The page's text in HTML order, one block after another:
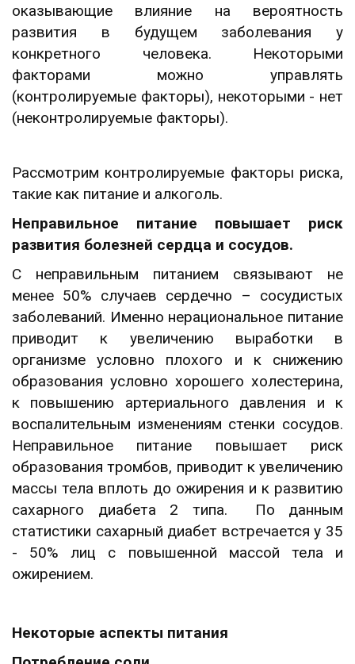
оказывающие влияние на вероятность
развития в будущем заболевания у
конкретного человека. Некоторыми
факторами можно управлять
(контролируемые факторы), некоторыми - нет
(неконтролируемые факторы).
Рассмотрим контролируемые факторы риска,
такие как питание и алкоголь.
Неправильное питание повышает риск
развития болезней сердца и сосудов.
С неправильным питанием связывают не
менее 50% случаев сердечно – сосудистых
заболеваний. Именно нерациональное питание
приводит к увеличению выработки в
организме условно плохого и к снижению
образования условно хорошего холестерина,
к повышению артериального давления и к
воспалительным изменениям стенки сосудов.
Неправильное питание повышает риск
образования тромбов, приводит к увеличению
массы тела вплоть до ожирения и к развитию
сахарного диабета 2 типа. По данным
статистики сахарный диабет встречается у 35
- 50% лиц с повышенной массой тела и
ожирением.
Некоторые аспекты питания